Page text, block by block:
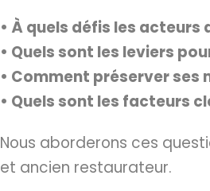
• À quels défis les acteurs
• Quels sont les leviers
• Comment préserver ses
• Quels sont les facteurs
Nous aborderons ces
et ancien restaurateur.